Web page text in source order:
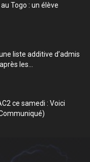
Togo : un élève
liste additive d’admis
les...
ce samedi : Voici